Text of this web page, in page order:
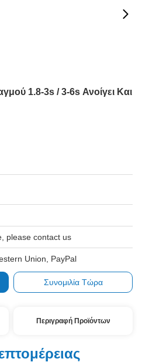
1.8-3s / 3-6s Ανοίγει Και
please contact us
Union, PayPal
Συνομιλία Τώρα
Περιγραφή Προϊόντων